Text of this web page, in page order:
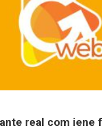
real com iene